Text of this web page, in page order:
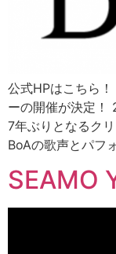
公式HPはこちら
ーの開催が決定！
7年ぶりとなるク
BoAの歌声とパフ
SEAMO